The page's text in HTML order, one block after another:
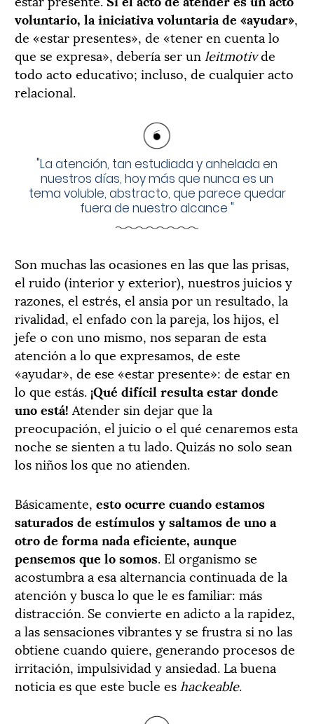
voluntario, la iniciativa voluntaria de «ayudar»,
de «estar presentes», de «tener en cuenta lo
que se expresa», debería ser un leitmotivde
todo acto educativo; incluso, de cualquier acto
relacional.
"La atención, tan estudiada y anhelada en
nuestros días, hoy más que nunca es un
tema voluble, abstracto, que parece quedar
fuera de nuestro alcance "
Son muchas las ocasiones en las que las prisas,
el ruido (interior y exterior), nuestros juicios y
razones, el estrés, el ansia por un resultado, la
rivalidad, el enfado con la pareja, los hijos, el
jefe o con uno mismo, nos separan de esta
atención a lo que expresamos, de este
«ayudar», de ese «estar presente»: de estar en
lo que estás.¡Qué difícil resulta estar donde
uno está! Atender sin dejar que la
preocupación, el juicio o el qué cenaremos esta
noche se sienten a tu lado. Quizás no solo sean
los niños los que no atienden.
Básicamente, esto ocurre cuando estamos
saturados de estímulos y saltamos de uno a
otro de forma nada eficiente, aunque
pensemos que lo somos. El organismo se
acostumbra a esa alternancia continuada de la
atención y busca lo que le es familiar: más
distracción. Se convierte en adicto a la rapidez,
a las sensaciones vibrantes y se frustra si no las
obtiene cuando quiere, generando procesos de
irritación, impulsividad y ansiedad. La buena
noticia es que este bucle es hackeable.